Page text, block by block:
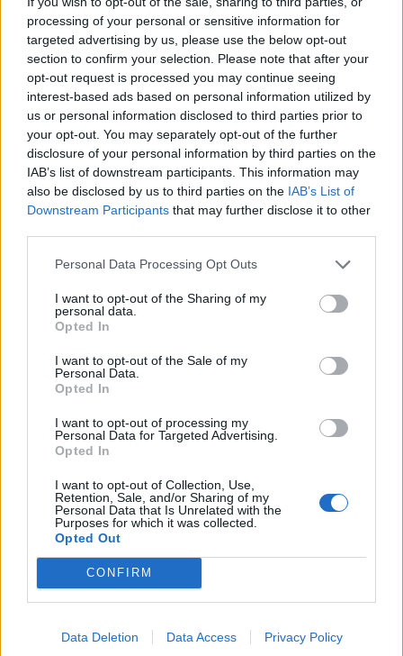
processing of your personal or sensitive information for
targeted advertising by us, please use the below opt-out
section to confirm your selection. Please note that after your
opt-out request is processed you may continue seeing
interest-based ads based on personal information utilized by
us or personal information disclosed to third parties prior to
your opt-out. You may separately opt-out of the further
disclosure of your personal information by third parties on the
IAB’s list of downstream participants. This information may
also be disclosed by us to third parties on the IAB’s List of
Downstream Participants that may further disclose it to other
Personal Data Processing Opt Outs
I want to opt-out of the Sharing of my
personal data.
Opted In
I want to opt-out of the Sale of my
Personal Data.
Opted In
I want to opt-out of processing my
Personal Data for Targeted Advertising.
Opted In
I want to opt-out of Collection, Use,
Retention, Sale, and/or Sharing of my
Personal Data that Is Unrelated with the
Purposes for which it was collected.
Opted Out
CONFIRM
Data Deletion Data Access Privacy Policy
KC-390 Millennium: Για
εκπαίδευση στην
Πορτογαλία
προετοιμάζονται τα πρώτα
ελληνικά πληρώματα
Ιράν: Το πρώτο
την αμυντική
Τουρκίας,
Σαουδικής
ΣΧΕΤΙΚΑ ΑΡΘΡΑ